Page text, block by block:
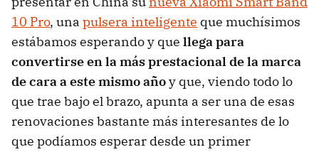
10 Pro, una pulsera inteligente que muchísimos
estábamos esperando y que llega para
convertirse en la más prestacional de la marca
de cara a este mismo añoy que, viendo todo lo
que trae bajo el brazo, apunta a ser una de esas
renovaciones bastante más interesantes de lo
que podíamos esperar desde un primer